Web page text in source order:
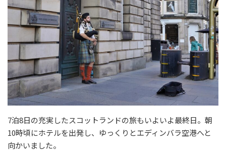
7泊8日の充実したスコットランドの旅もいよいよ最終日。朝
10時頃にホテルを出発し、ゆっくりとエディンバラ空港へと
向かいました。